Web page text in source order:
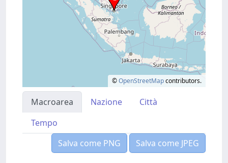
©OpenStreetMapcontributors.
Macroarea Nazione
Città
Tempo
Salva come PNG
Salva come JPEG